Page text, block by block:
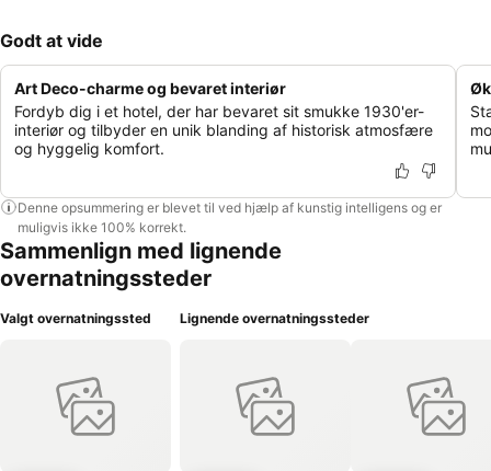
Godt at vide
Art Deco-charme og bevaret interiør
Fordyb dig i et hotel, der har bevaret sit smukke 1930'er-
interiør og tilbyder en unik blanding af historisk atmosfære
og hyggelig komfort.
Denne opsummering er blevet til ved hjælp af kunstig intelligens og er
muligvis ikke 100% korrekt.
Sammenlign med lignende
overnatningssteder
Valgt overnatningssted Lignende overnatningssteder